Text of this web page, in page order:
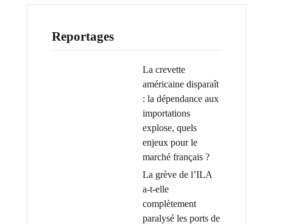
Reportages
La crevette
américaine disparaît
: la dépendance aux
importations
explose, quels
enjeux pour le
marché français ?
La grève de l’ILA
a-t-elle
complètement
paralysé les ports de